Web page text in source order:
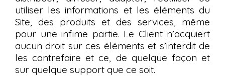
utiliser les informations et les éléments du
Site, des produits et des services, même
pour une infime partie. Le Client n’acquiert
aucun droit sur ces éléments et s’interdit de
les contrefaire et ce, de quelque façon et
sur quelque support que ce soit.